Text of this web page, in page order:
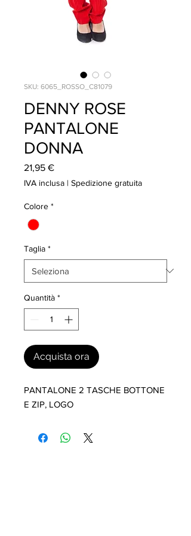
SKU: 6065_ROSSO_C81079
DENNY ROSE
PANTALONE
DONNA
21,95 €Prezzo
IVA inclusa | Spedizione gratuita
Colore *
Taglia *
Quantità *
Acquista ora
PANTALONE 2 TASCHE BOTTONE
E ZIP, LOGO